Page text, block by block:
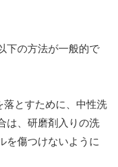
下の方法が一般的で
落とすために、中性洗
は、研磨剤入りの洗
を傷つけないように